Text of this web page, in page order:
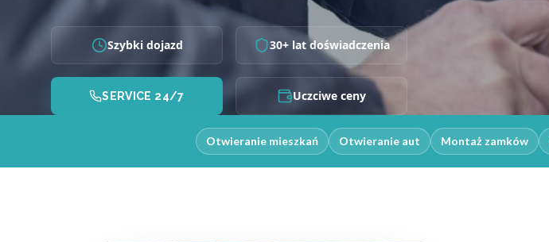
Szybki dojazd 30+ lat doświadczenia
SERVICE 24/7 Uczciwe ceny
Otwieranie mieszkań Otwieranie aut Montaż zamków